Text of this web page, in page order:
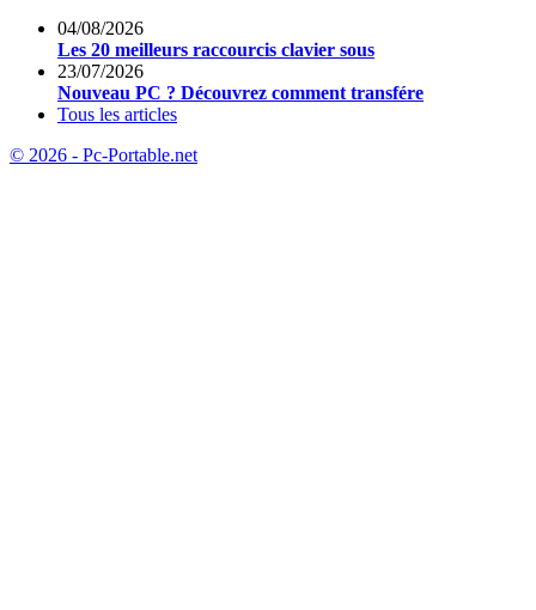
04/08/2026
Les 20 meilleurs raccourcis clavier sous
23/07/2026
Nouveau PC ? Découvrez comment transfére
Tous les articles
© 2026 - Pc-Portable.net